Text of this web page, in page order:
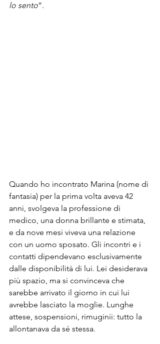
lo sento”.
Quando ho incontrato Marina (nome di
fantasia) per la prima volta aveva 42
anni, svolgeva la professione di
medico, una donna brillante e stimata,
e da nove mesi viveva una relazione
con un uomo sposato. Gli incontri e i
contatti dipendevano esclusivamente
dalle disponibilità di lui. Lei desiderava
più spazio, ma si convinceva che
sarebbe arrivato il giorno in cui lui
avrebbe lasciato la moglie. Lunghe
attese, sospensioni, rimuginii: tutto la
allontanava da sé stessa.